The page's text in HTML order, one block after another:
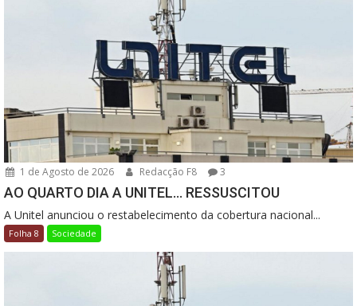
1 de Agosto de 2026 Redacção F8 3
AO QUARTO DIA A UNITEL… RESSUSCITOU
A Unitel anunciou o restabelecimento da cobertura nacional...
Folha 8 Sociedade